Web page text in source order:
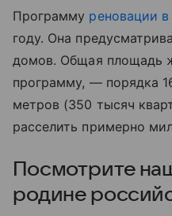
Программу реновации
году. Она
домов. Общая площадь
программу, — порядка
метров (350 тысяч
расселить примерно
Посмотрите
родине